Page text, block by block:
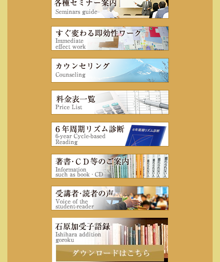
心のSOSが聞こえたら読む本」永岡書店
文章を読み、目で“実感できる”マンガが入っ
ています。
文中に登場する人々は、すべて、その時々
の“私”です。
彼らを通して、日頃から私たちが抱きやすい
ネガティブな感情の処理
楽しめますよ！！！
◇不定期便 もっと“自分中心に”メ
ール 発行中（月３回）
オールイズワンＨＰ トップページの不定期
便「もっと“自分中心に”メール」申し込み欄
から、登録できます。
https://www.allisone-jp.com/
同サイトの一番下にあります。
https://1lejend.com/stepmail/kd.php?